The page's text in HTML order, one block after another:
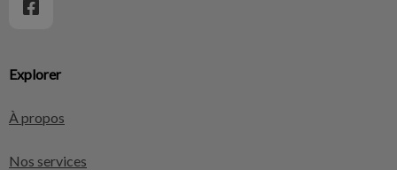
Explorer
À propos
Nos services